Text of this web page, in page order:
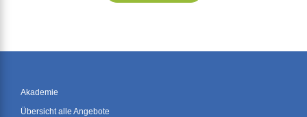
Akademie
Übersicht alle Angebote